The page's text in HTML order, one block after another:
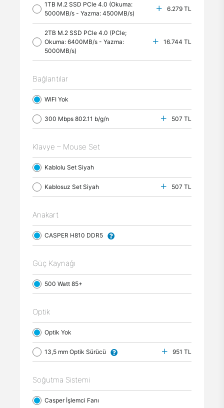
1TB M.2 SSD PCle 4.0 (Okuma:
5000MB/s - Yazma: 4500MB/s)
6.279 TL
2TB M.2 SSD PCle 4.0 (PCle;
Okuma: 6400MB/s - Yazma:
5000MB/s)
16.744 TL
Bağlantılar
WIFI Yok
300 Mbps 802.11 b/g/n 507 TL
Klavye – Mouse Set
Kablolu Set Siyah
Kablosuz Set Siyah 507 TL
Anakart
CASPER H810 DDR5
Güç Kaynağı
500 Watt 85+
Optik
Optik Yok
13,5 mm Optik Sürücü 951 TL
Soğutma Sistemi
Casper İşlemci Fanı